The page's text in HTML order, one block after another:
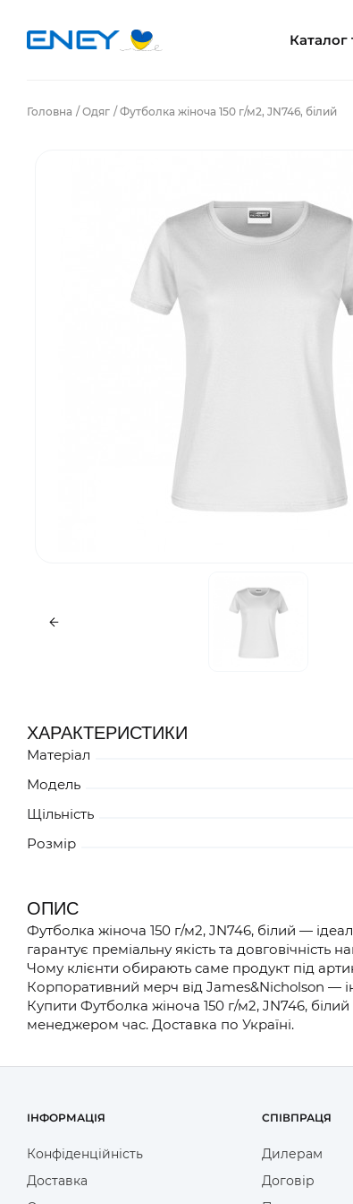
Каталог
Головна Одяг Футболка жіноча 150 г/м2, JN746, білий
ХАРАКТЕРИСТИКИ
Матеріал
Модель
Щільність
Розмір
ОПИС
Футболка жіноча 150 г/м2, JN746, білий —
гарантує преміальну якість та довговічність
Чому клієнти обирають саме продукт під
Корпоративний мерч від James&Nicholson —
Купити Футболка жіноча 150 г/м2, JN746,
менеджером час. Доставка по Україні.
ІНФОРМАЦІЯ
Конфіденційність
Доставка
СПІВПРАЦЯ
Дилерам
Договір